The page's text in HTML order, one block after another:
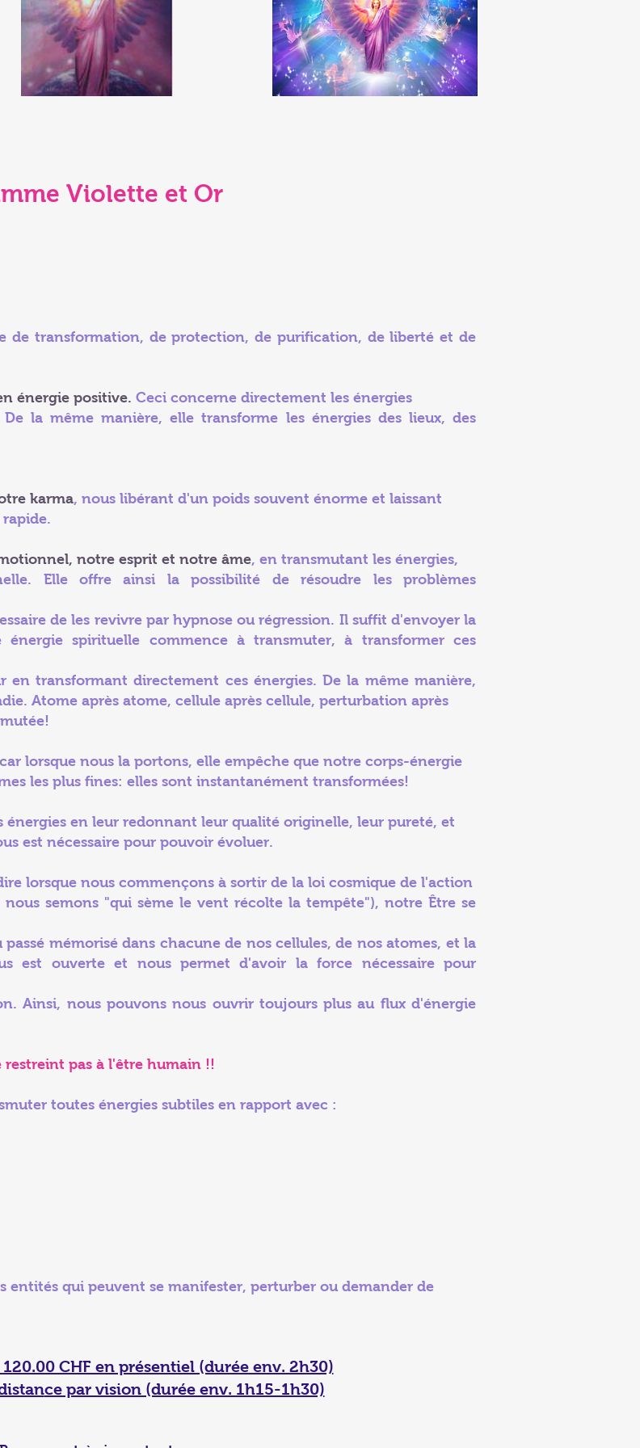
Violette et Or
de transformation, de protection, de purification, de liberté et de
énergie positive. Ceci concerne directement les énergies
la même manière, elle transforme les énergies des lieux, des
karma, nous libérant d'un poids souvent énorme et laissant
notre esprit et notre âme, en transmutant les énergies,
Elle offre ainsi la possibilité de résoudre les problèmes
de les revivre par hypnose ou régression. Il suffit d'envoyer la
spirituelle commence à transmuter, à transformer ces
en transformant directement ces énergies. De la même manière,
Atome après atome, cellule après cellule, perturbation après
lorsque nous la portons, elle empêche que notre corps-énergie
les plus fines: elles sont instantanément transformées!
énergies en leur redonnant leur qualité originelle, leur pureté, et
est nécessaire pour pouvoir évoluer.
lorsque nous commençons à sortir de la loi cosmique de l'action
semons "qui sème le vent récolte la tempête"), notre Être se
mémorisé dans chacune de nos cellules, de nos atomes, et la
est ouverte et nous permet d'avoir la force nécessaire pour
Ainsi, nous pouvons nous ouvrir toujours plus au flux d'énergie
restreint pas à l'être humain !!
toutes énergies subtiles en rapport avec :
entités qui peuvent se manifester, perturber ou demander de
120.00 CHF en présentiel (durée env. 2h30)
ce par vision (durée env. 1h15-1h30)